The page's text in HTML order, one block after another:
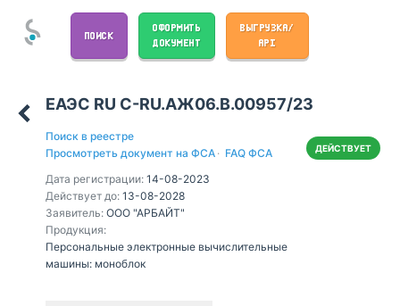
ПОИСК
ОФОРМИТЬ
ДОКУМЕНТ
ВЫГРУЗКА/
API
ЕАЭС RU С-RU.АЖ06.В.00957/23
Поиск в реестре
Просмотреть документ на ФСА · FAQ ФСА
Дата регистрации: 14-08-2023
Действует до: 13-08-2028
Заявитель: ООО "АРБАЙТ"
Продукция:
Персональные электронные вычислительные
машины: моноблок
ДЕЙСТВУЕТ